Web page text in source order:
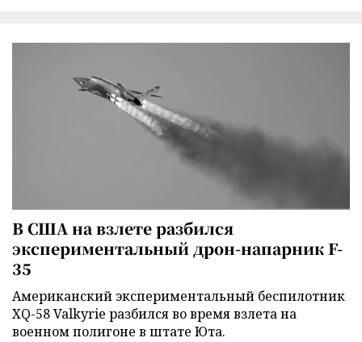
В США на взлете разбился
экспериментальный дрон-напарник F-
35
Американский экспериментальный беспилотник
XQ-58 Valkyrie разбился во время взлета на
военном полигоне в штате Юта.